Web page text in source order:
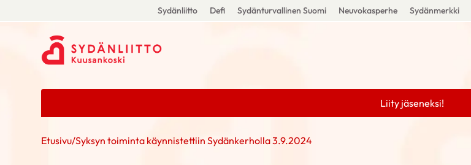
Sydänliitto Defi Sydänturvallinen Suomi Neuvokasperhe Sydänmerkki
Liity jäseneksi!
Etusivu/Syksyn toiminta käynnistettiin Sydänkerholla 3.9.2024